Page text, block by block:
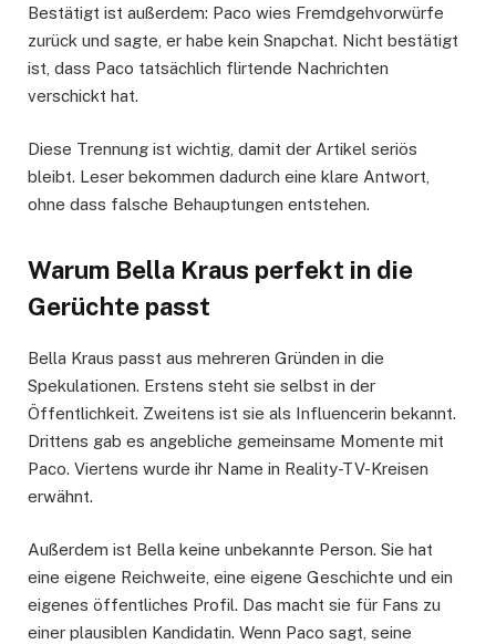
Bestätigt ist außerdem: Paco wies Fremdgehvorwürfe
zurück und sagte, er habe kein Snapchat. Nicht bestätigt
ist, dass Paco tatsächlich flirtende Nachrichten
verschickt hat.
Diese Trennung ist wichtig, damit der Artikel seriös
bleibt. Leser bekommen dadurch eine klare Antwort,
ohne dass falsche Behauptungen entstehen.
Warum Bella Kraus perfekt in die
Gerüchte passt
Bella Kraus passt aus mehreren Gründen in die
Spekulationen. Erstens steht sie selbst in der
Öffentlichkeit. Zweitens ist sie als Influencerin bekannt.
Drittens gab es angebliche gemeinsame Momente mit
Paco. Viertens wurde ihr Name in Reality-TV-Kreisen
erwähnt.
Außerdem ist Bella keine unbekannte Person. Sie hat
eine eigene Reichweite, eine eigene Geschichte und ein
eigenes öffentliches Profil. Das macht sie für Fans zu
einer plausiblen Kandidatin. Wenn Paco sagt, seine